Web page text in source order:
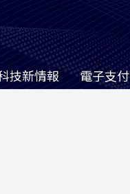
技新情報 電子支付